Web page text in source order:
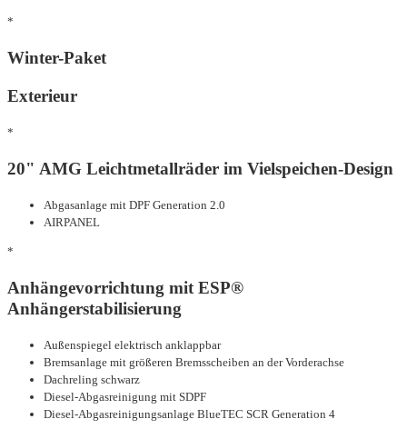
*
Winter-Paket
Exterieur
*
20" AMG Leichtmetallräder im Vielspeichen-Design
Abgasanlage mit DPF Generation 2.0
AIRPANEL
*
Anhängevorrichtung mit ESP®
Anhängerstabilisierung
Außenspiegel elektrisch anklappbar
Bremsanlage mit größeren Bremsscheiben an der Vorderachse
Dachreling schwarz
Diesel-Abgasreinigung mit SDPF
Diesel-Abgasreinigungsanlage BlueTEC SCR Generation 4